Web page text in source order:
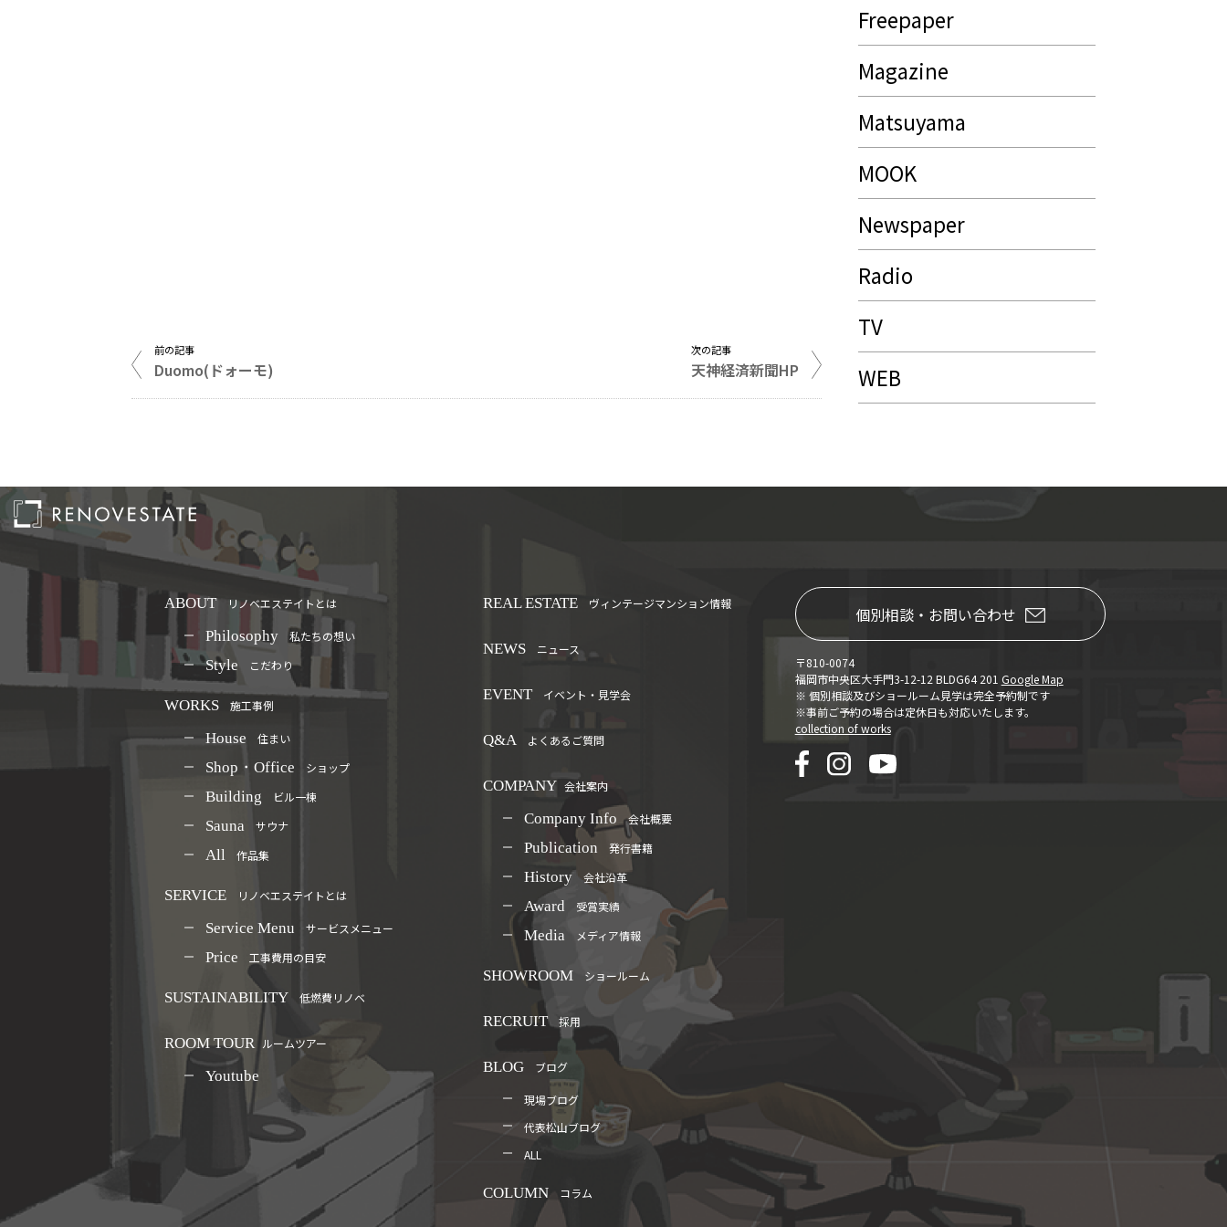
前の記事
Duomo(ドォーモ)
次の記事
天神経済新聞HP
Freepaper
Magazine
Matsuyama
MOOK
Newspaper
Radio
TV
WEB
ABOUT リノベエステイトとは
Philosophy 私たちの想い
Style こだわり
WORKS 施工事例
House 住まい
Shop・Office ショップ
Building ビル一棟
Sauna サウナ
All 作品集
SERVICE リノベエステイトとは
Service Menu サービスメニュー
Price 工事費用の目安
SUSTAINABILITY 低燃費リノベ
ROOM TOUR ルームツアー
Youtube
REAL ESTATE ヴィンテージマンション情報
NEWS ニュース
EVENT イベント・見学会
Q&A よくあるご質問
COMPANY 会社案内
Company Info 会社概要
Publication 発行書籍
History 会社沿革
Award 受賞実績
Media メディア情報
SHOWROOM ショールーム
RECRUIT 採用
BLOG ブログ
現場ブログ
代表松山ブログ
ALL
COLUMN コラム
個別相談・お問い合わせ
〒810-0074
福岡市中央区大手門3-12-12 BLDG64 201 Google Map
※ 個別相談及びショールーム見学は完全予約制です
※事前ご予約の場合は定休日も対応いたします。
collection of works